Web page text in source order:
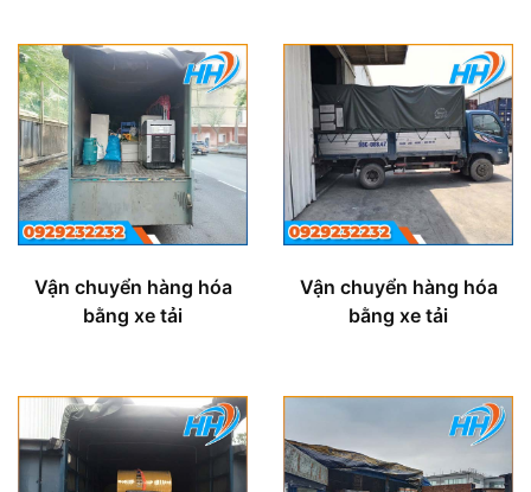
Vận chuyển hàng hóa
bằng xe tải
Vận chuyển hàng hóa
bằng xe tải